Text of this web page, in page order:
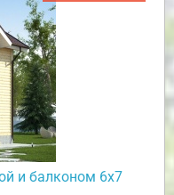
и балконом 6х7